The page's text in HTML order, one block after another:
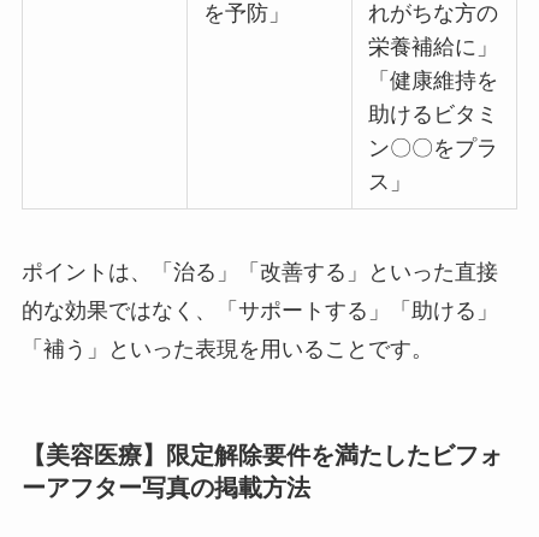
を予防」
れがちな方の
栄養補給に」
「健康維持を
助けるビタミ
ン〇〇をプラ
ス」
ポイントは、「治る」「改善する」といった直接
的な効果ではなく、「サポートする」「助ける」
「補う」といった表現を用いることです。
【美容医療】限定解除要件を満たしたビフォ
ーアフター写真の掲載方法